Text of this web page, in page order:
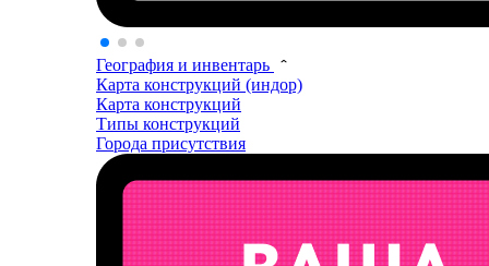
География и инвентарь
Карта конструкций (индор)
Карта конструкций
Типы конструкций
Города присутствия